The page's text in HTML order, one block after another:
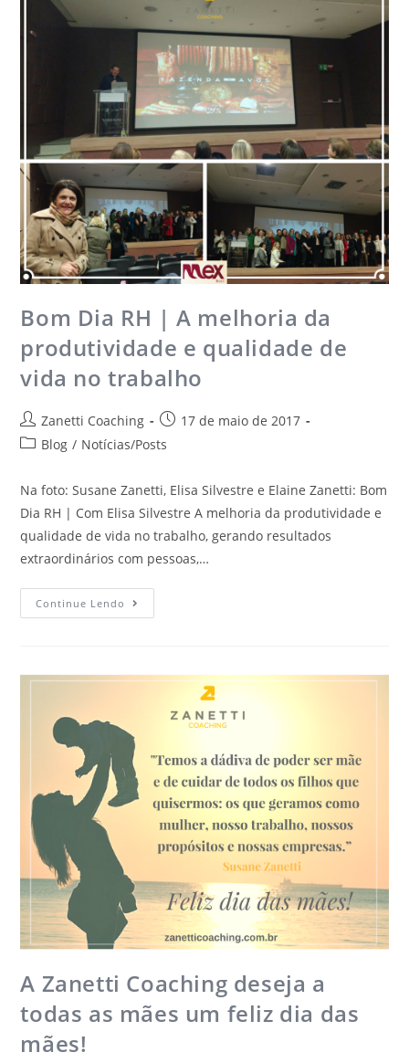
Bom Dia RH | A melhoria da
produtividade e qualidade de
vida no trabalho
Zanetti Coaching
17 de maio de 2017
Blog / Notícias/Posts
Na foto: Susane Zanetti, Elisa Silvestre e Elaine Zanetti: Bom
Dia RH | Com Elisa Silvestre A melhoria da produtividade e
qualidade de vida no trabalho, gerando resultados
extraordinários com pessoas,…
Continue Lendo
A Zanetti Coaching deseja a
todas as mães um feliz dia das
mães!